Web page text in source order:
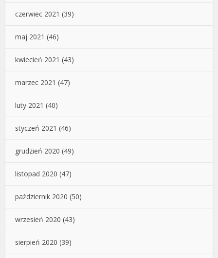
czerwiec 2021 (39)
maj 2021 (46)
kwiecień 2021 (43)
marzec 2021 (47)
luty 2021 (40)
styczeń 2021 (46)
grudzień 2020 (49)
listopad 2020 (47)
październik 2020 (50)
wrzesień 2020 (43)
sierpień 2020 (39)